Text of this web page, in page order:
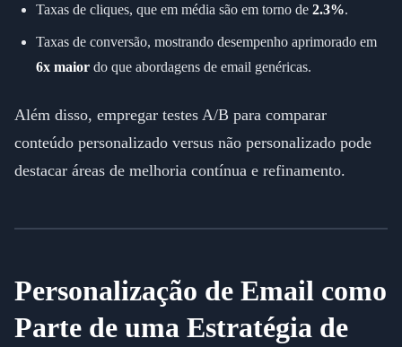
Taxas de cliques, que em média são em torno de 2.3%.
Taxas de conversão, mostrando desempenho aprimorado em
6x maior do que abordagens de email genéricas.
Além disso, empregar testes A/B para comparar
conteúdo personalizado versus não personalizado pode
destacar áreas de melhoria contínua e refinamento.
Personalização de Email como
Parte de uma Estratégia de